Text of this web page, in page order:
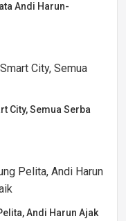
Andi Harun-
City, Semua Serba
Andi Harun Ajak